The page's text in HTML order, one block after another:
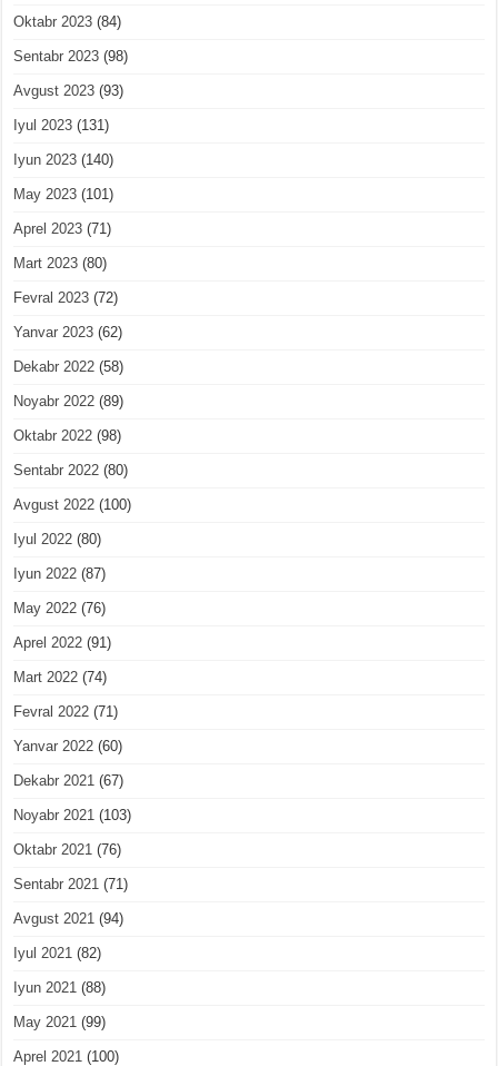
Oktabr 2023 (84)
Sentabr 2023 (98)
Avgust 2023 (93)
Iyul 2023 (131)
Iyun 2023 (140)
May 2023 (101)
Aprel 2023 (71)
Mart 2023 (80)
Fevral 2023 (72)
Yanvar 2023 (62)
Dekabr 2022 (58)
Noyabr 2022 (89)
Oktabr 2022 (98)
Sentabr 2022 (80)
Avgust 2022 (100)
Iyul 2022 (80)
Iyun 2022 (87)
May 2022 (76)
Aprel 2022 (91)
Mart 2022 (74)
Fevral 2022 (71)
Yanvar 2022 (60)
Dekabr 2021 (67)
Noyabr 2021 (103)
Oktabr 2021 (76)
Sentabr 2021 (71)
Avgust 2021 (94)
Iyul 2021 (82)
Iyun 2021 (88)
May 2021 (99)
Aprel 2021 (100)